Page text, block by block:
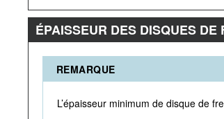
ÉPAISSEUR DES DISQUES
REMARQUE
L’épaisseur minimum de disque de